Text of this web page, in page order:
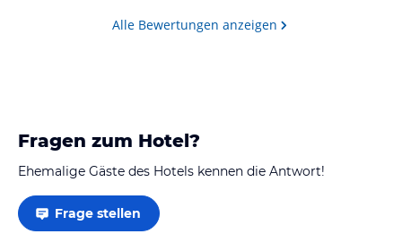
Alle Bewertungen anzeigen
Fragen zum Hotel?
Ehemalige Gäste des Hotels kennen die Antwort!
Frage stellen